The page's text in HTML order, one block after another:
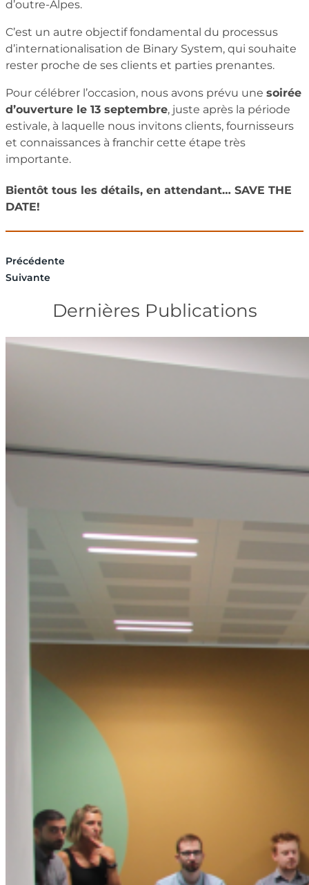
d’outre-Alpes.
C’est un autre objectif fondamental du processus
d’internationalisation de Binary System, qui souhaite
rester proche de ses clients et parties prenantes.
Pour célébrer l’occasion, nous avons prévu une soirée
d’ouverture le 13 septembre, juste après la période
estivale, à laquelle nous invitons clients, fournisseurs
et connaissances à franchir cette étape très
importante.
Bientôt tous les détails, en attendant… SAVE THE
DATE!
Précédente
Suivante
Dernières Publications